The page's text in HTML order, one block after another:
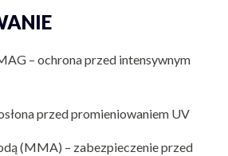
– ochrona przed intensywnym
przed promieniowaniem UV
(MMA) – zabezpieczenie przed